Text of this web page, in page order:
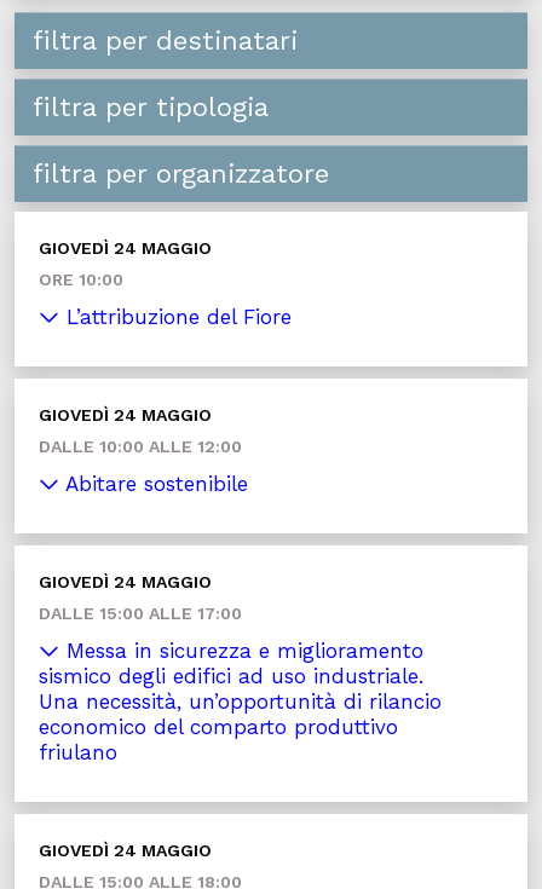
filtra per destinatari
filtra per tipologia
filtra per organizzatore
GIOVEDÌ 24 MAGGIO
ORE 10:00
L’attribuzione del Fiore
GIOVEDÌ 24 MAGGIO
DALLE 10:00 ALLE 12:00
Abitare sostenibile
GIOVEDÌ 24 MAGGIO
DALLE 15:00 ALLE 17:00
Messa in sicurezza e miglioramento
sismico degli edifici ad uso industriale.
Una necessità, un’opportunità di rilancio
economico del comparto produttivo
friulano
GIOVEDÌ 24 MAGGIO
DALLE 15:00 ALLE 18:00